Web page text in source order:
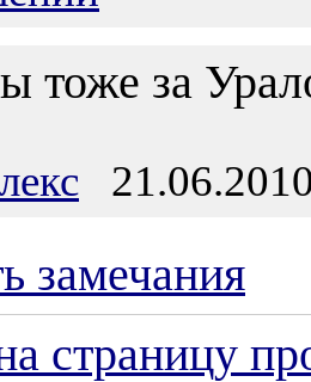
тоже за
замечания
страницу